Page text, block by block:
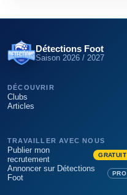
Détections Foot
Saison 2026 / 2027
DÉCOUVRIR
Clubs
Articles
TRAVAILLER AVEC NOUS
Publier mon
recrutement
GRATUIT
Annoncer sur Détections
Foot
PRO